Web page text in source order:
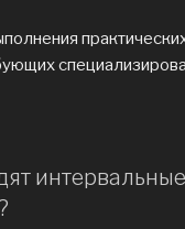
интервальные